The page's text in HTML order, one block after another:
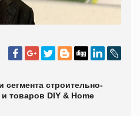
сегмента строительно-
товаров DIY & Home